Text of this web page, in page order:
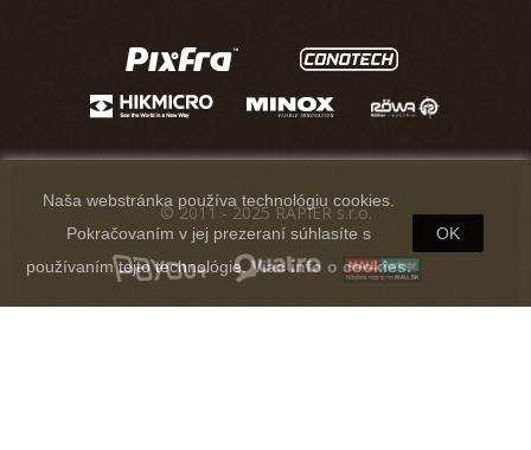
Naša webstránka používa technológiu cookies.
Pokračovaním v jej prezeraní súhlasíte s
používaním tejto technológie.Viac info o cookies.
OK
© 2011 - 2025 RAPIER s.r.o.